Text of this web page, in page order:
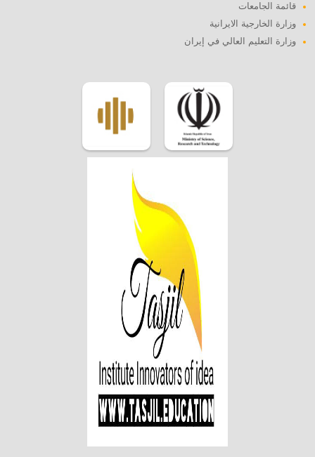
قائمة الجامعات
وزارة الخارجية الايرانية
وزارة التعليم العالي في إيران